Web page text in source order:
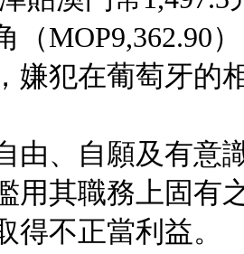
（MOP9,362.90
犯在葡萄牙的相
、自願及有意識
用其職務上固有
得不正當利益。